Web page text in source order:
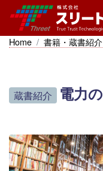
Home 書籍・蔵書紹介
蔵書紹介 電力